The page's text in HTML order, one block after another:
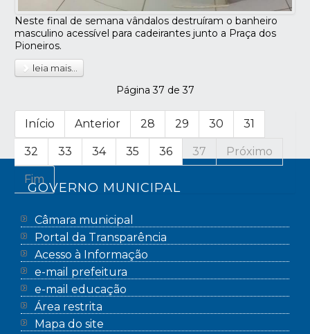
Neste final de semana vândalos destruíram o banheiro
masculino acessível para cadeirantes junto a Praça dos
Pioneiros.
leia mais...
Página 37 de 37
Início Anterior 28 29 30 31
32 33 34 35 36 37 Próximo
Fim
GOVERNO MUNICIPAL
Câmara municipal
Portal da Transparência
Acesso à Informação
e-mail prefeitura
e-mail educação
Área restrita
Mapa do site